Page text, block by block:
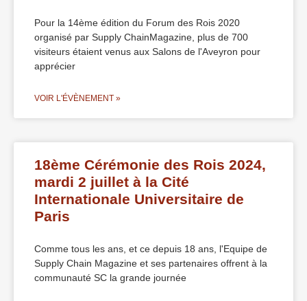
Pour la 14ème édition du Forum des Rois 2020
organisé par Supply ChainMagazine, plus de 700
visiteurs étaient venus aux Salons de l'Aveyron pour
apprécier
VOIR L'ÉVÈNEMENT »
18ème Cérémonie des Rois 2024,
mardi 2 juillet à la Cité
Internationale Universitaire de
Paris
Comme tous les ans, et ce depuis 18 ans, l'Equipe de
Supply Chain Magazine et ses partenaires offrent à la
communauté SC la grande journée